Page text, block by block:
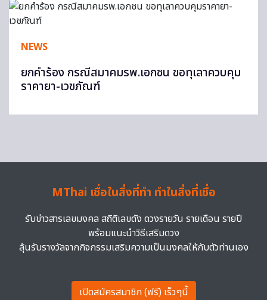
NEWS
ยกคำร้อง กรณีสมาคมรพ.เอกชน ขอทุเลาควบคุม
ราคายา-เวชภัณฑ์
MThai เชื่อในสิ่งที่ทำ ทำในสิ่งที่เชื่อ
รับข่าวสารเลขมงคล สถิติเลขดัง ดวงรายวัน รายเดือน รายปี
พร้อมแนะนำวิธีเสริมดวง
ลุ้นรับรางวัลจากกิจกรรมเสริมความเป็นมงคลให้กับตัวท่านเอง
เปิดสมัครสมาชิก (ฟรี) เร็วๆนี้